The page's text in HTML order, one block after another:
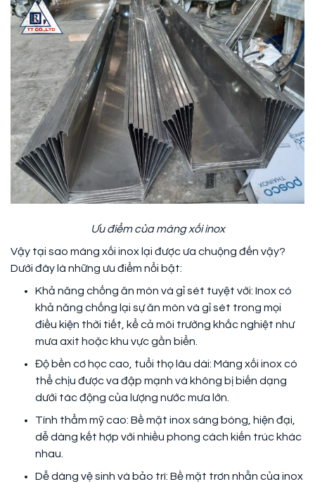
Ưu điểm của máng xối inox
Vậy tại sao máng xối inox lại được ưa chuộng đến vậy?
Dưới đây là những ưu điểm nổi bật:
Khả năng chống ăn mòn và gỉ sét tuyệt vời: Inox có
khả năng chống lại sự ăn mòn và gỉ sét trong mọi
điều kiện thời tiết, kể cả môi trường khắc nghiệt như
mưa axit hoặc khu vực gần biển.
Độ bền cơ học cao, tuổi thọ lâu dài: Máng xối inox có
thể chịu được va đập mạnh và không bị biến dạng
dưới tác động của lượng nước mưa lớn.
Tính thẩm mỹ cao: Bề mặt inox sáng bóng, hiện đại,
dễ dàng kết hợp với nhiều phong cách kiến trúc khác
nhau.
Dễ dàng vệ sinh và bảo trì: Bề mặt trơn nhẵn của inox